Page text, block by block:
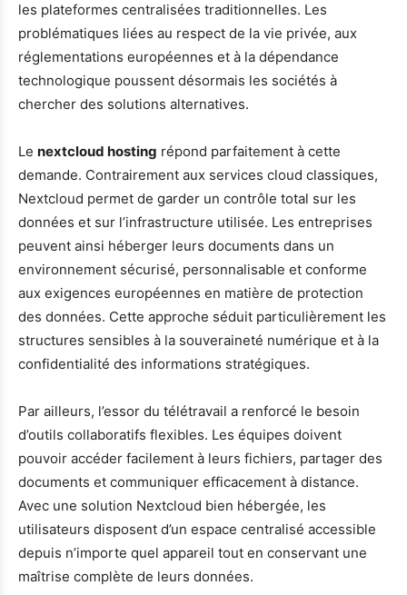
les plateformes centralisées traditionnelles. Les
problématiques liées au respect de la vie privée, aux
réglementations européennes et à la dépendance
technologique poussent désormais les sociétés à
chercher des solutions alternatives.
Le nextcloud hosting répond parfaitement à cette
demande. Contrairement aux services cloud classiques,
Nextcloud permet de garder un contrôle total sur les
données et sur l’infrastructure utilisée. Les entreprises
peuvent ainsi héberger leurs documents dans un
environnement sécurisé, personnalisable et conforme
aux exigences européennes en matière de protection
des données. Cette approche séduit particulièrement les
structures sensibles à la souveraineté numérique et à la
confidentialité des informations stratégiques.
Par ailleurs, l’essor du télétravail a renforcé le besoin
d’outils collaboratifs flexibles. Les équipes doivent
pouvoir accéder facilement à leurs fichiers, partager des
documents et communiquer efficacement à distance.
Avec une solution Nextcloud bien hébergée, les
utilisateurs disposent d’un espace centralisé accessible
depuis n’importe quel appareil tout en conservant une
maîtrise complète de leurs données.